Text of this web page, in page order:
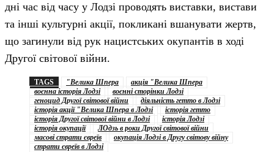
дні час від часу у Лодзі проводять виставки, вистави
та інші культурні акції, покликані вшанувати жертв,
що загинули від рук нацистських окупантів в ході
Другої світової війни.
TAGS "Велика Шпера
акція "Велика Шпера
воєнна історія Лодзі
воєнні сторінки Лодзі
геноцид Другої світової війни
діяльність гетто в Лодзі
історія акції "Велика Шпера в Лодзі
історія гетто
історія Другої світової війни в Лодзі
історія Лодзі
історія окупації
ЛОдзь в роки Другої світової війни
масові страти євреїв
окупація Лодзі в Другу світову війну
страти євреїв в Лодзі